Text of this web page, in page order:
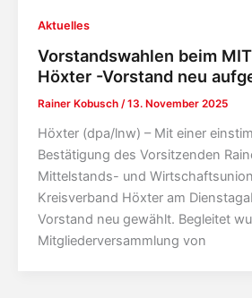
Aktuelles
Vorstandswahlen beim
Höxter -Vorstand neu
Rainer Kobusch /13. November 2025
Höxter (dpa/lnw) – Mit einer
Bestätigung des Vorsitzenden
Mittelstands- und
Kreisverband Höxter am
Vorstand neu gewählt. Begleitet
Mitgliederversammlung von